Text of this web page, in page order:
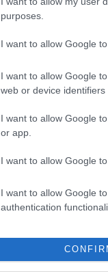
purposes.
I want to allow Google
I want to allow Google
web or device identifiers
I want to allow Google
or app.
I want to allow Google
I want to allow Google
authentication